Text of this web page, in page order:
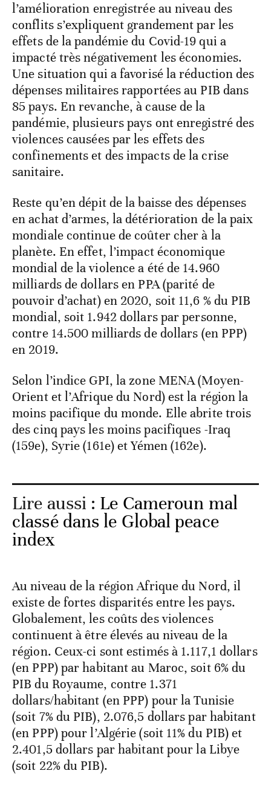
l’amélioration enregistrée au niveau des
conflits s’expliquent grandement par les
effets de la pandémie du Covid-19 qui a
impacté très négativement les économies.
Une situation qui a favorisé la réduction des
dépenses militaires rapportées au PIB dans
85 pays. En revanche, à cause de la
pandémie, plusieurs pays ont enregistré des
violences causées par les effets des
confinements et des impacts de la crise
sanitaire.
Reste qu’en dépit de la baisse des dépenses
en achat d’armes, la détérioration de la paix
mondiale continue de coûter cher à la
planète. En effet, l’impact économique
mondial de la violence a été de 14.960
milliards de dollars en PPA (parité de
pouvoir d’achat) en 2020, soit 11,6 % du PIB
mondial, soit 1.942 dollars par personne,
contre 14.500 milliards de dollars (en PPP)
en 2019.
Selon l’indice GPI, la zone MENA (Moyen-
Orient et l’Afrique du Nord) est la région la
moins pacifique du monde. Elle abrite trois
des cinq pays les moins pacifiques -Iraq
(159e), Syrie (161e) et Yémen (162e).
Lire aussi : Le Cameroun mal
classé dans le Global peace
index
Au niveau de la région Afrique du Nord, il
existe de fortes disparités entre les pays.
Globalement, les coûts des violences
continuent à être élevés au niveau de la
région. Ceux-ci sont estimés à 1.117,1 dollars
(en PPP) par habitant au Maroc, soit 6% du
PIB du Royaume, contre 1.371
dollars/habitant (en PPP) pour la Tunisie
(soit 7% du PIB), 2.076,5 dollars par habitant
(en PPP) pour l’Algérie (soit 11% du PIB) et
2.401,5 dollars par habitant pour la Libye
(soit 22% du PIB).